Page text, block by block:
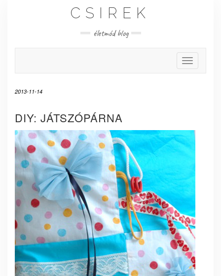
CSIREK
életmód blog
Toggle
2013-11-14
DIY: JÁTSZÓPÁRNA